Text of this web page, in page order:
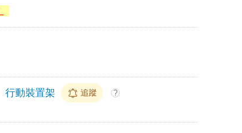
行動裝置架 追蹤 ?